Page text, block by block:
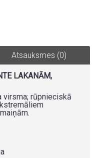
Atsauksmes (0)
LAKANĀM,
virsma; rūpnieciskā